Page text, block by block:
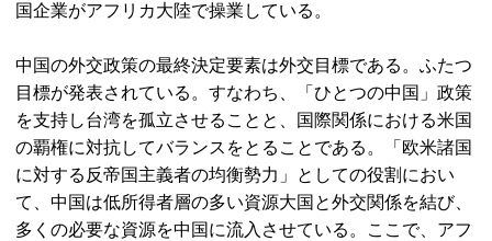
国企業がアフリカ大陸で操業している。
中国の外交政策の最終決定要素は外交目標である。ふたつ
目標が発表されている。すなわち、「ひとつの中国」政策
を支持し台湾を孤立させることと、国際関係における米国
の覇権に対抗してバランスをとることである。「欧米諸国
に対する反帝国主義者の均衡勢力」としての役割におい
て、中国は低所得者層の多い資源大国と外交関係を結び、
多くの必要な資源を中国に流入させている。ここで、アフ